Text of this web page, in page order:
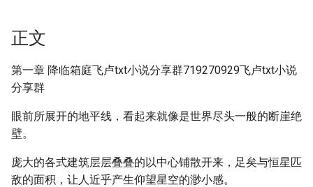
正文
第一章 降临箱庭飞卢txt小说分享群719270929飞卢txt小说
分享群
眼前所展开的地平线，看起来就像是世界尽头一般的断崖绝
壁。
庞大的各式建筑层层叠叠的以中心铺散开来，足矣与恒星匹
敌的面积，让人近乎产生仰望星空的渺小感。